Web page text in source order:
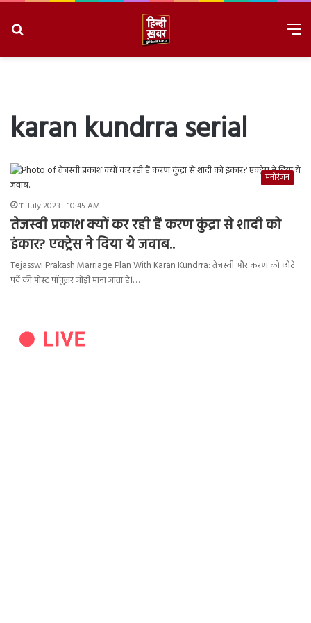
karan kundrra serial
मनोरंजन
11 July 2023 - 10:45 AM
तेजस्वी प्रकाश क्यों कर रही हैं करण कुंद्रा से शादी को
इंकार? एक्ट्रेस ने दिया ये जवाब..
Tejasswi Prakash Marriage Plan With Karan Kundrra: तेजस्वी और करण को छोटे
पर्दे की मोस्ट पॉपुलर जोड़ी माना जाता है।…